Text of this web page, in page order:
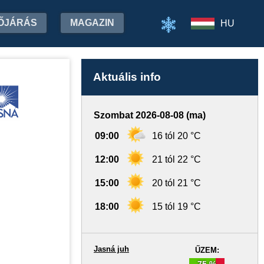
MAGAZIN HU
Aktuális info
Szombat 2026-08-08 (ma)
09:00 16 tól 20 °C
12:00 21 tól 22 °C
15:00 20 tól 21 °C
18:00 15 tól 19 °C
ŰZEM:
Jasná juh